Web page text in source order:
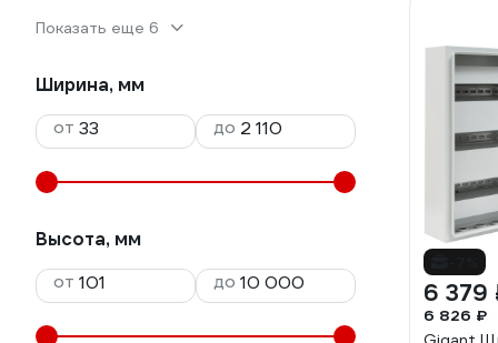
Показать еще 6
Ширина, мм
от
до
Высота, мм
от
до 6 379
6 826 ₽